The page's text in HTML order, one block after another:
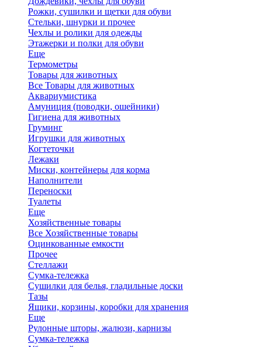
Рожки, сушилки и щетки для обуви
Стельки, шнурки и прочее
Чехлы и ролики для одежды
Этажерки и полки для обуви
Еще
Термометры
Товары для животных
Все Товары для животных
Аквариумистика
Амуниция (поводки, ошейники)
Гигиена для животных
Груминг
Игрушки для животных
Когтеточки
Лежаки
Миски, контейнеры для корма
Наполнители
Переноски
Туалеты
Еще
Хозяйственные товары
Все Хозяйственные товары
Оцинкованные емкости
Прочее
Стеллажи
Сумка-тележка
Сушилки для белья, гладильные доски
Тазы
Ящики, корзины, коробки для хранения
Еще
Рулонные шторы, жалюзи, карнизы
Сумка-тележка